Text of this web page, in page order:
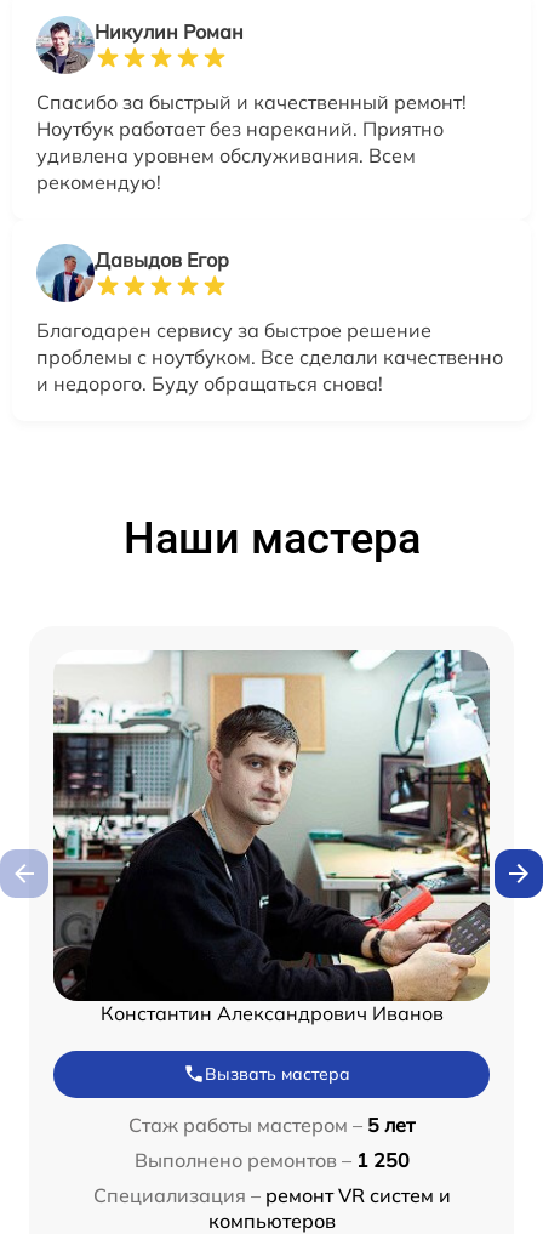
Никулин Роман
Спасибо за быстрый и качественный ремонт!
Ноутбук работает без нареканий. Приятно
удивлена уровнем обслуживания. Всем
рекомендую!
Давыдов Егор
Благодарен сервису за быстрое решение
проблемы с ноутбуком. Все сделали качественно
и недорого. Буду обращаться снова!
Наши мастера
Константин Александрович Иванов
Вызвать мастера
Стаж работы мастером – 5 лет
Выполнено ремонтов – 1 250
Специализация – ремонт VR систем и
компьютеров